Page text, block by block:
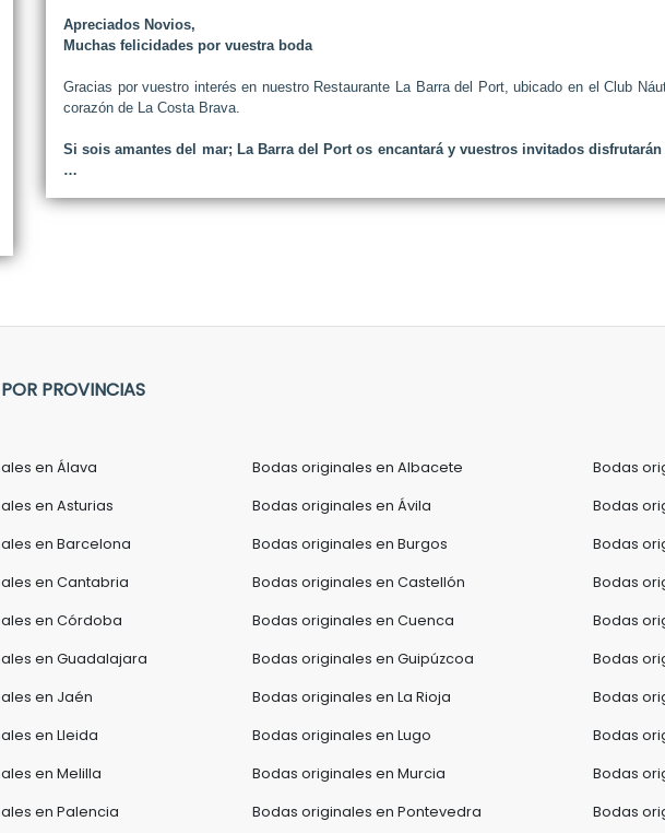
Apreciados Novios,
Muchas felicidades por vuestra boda
Gracias por vuestro interés en nuestro Restaurante La Barra del Port, ubicado en el Club
corazón de La Costa Brava.
Si sois amantes del mar; La Barra del Port os encantará y vuestros invitados
…
PROVINCIAS
en Álava Bodas originales en Albacete Bodas
en Asturias Bodas originales en Ávila Bodas
en Barcelona Bodas originales en Burgos Bodas
en Cantabria Bodas originales en Castellón Bodas
en Córdoba Bodas originales en Cuenca Bodas
en Guadalajara Bodas originales en Guipúzcoa Bodas
en Jaén Bodas originales en La Rioja Bodas
en Lleida Bodas originales en Lugo Bodas
en Melilla Bodas originales en Murcia Bodas
en Palencia Bodas originales en Pontevedra Bodas